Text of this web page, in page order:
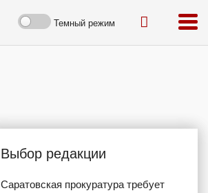
Темный режим
Выбор редакции
Саратовская прокуратура требует